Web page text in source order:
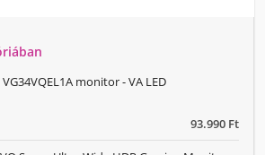
93.990 Ft
monitor - VA LED